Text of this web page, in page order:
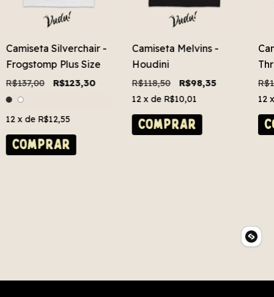
Camiseta Silverchair -
Frogstomp Plus Size
R$137,00 R$123,30
12 x de R$12,55
COMPRAR
Camiseta Melvins -
Houdini
R$118,50 R$98,35
12 x de R$10,01
COMPRAR
12